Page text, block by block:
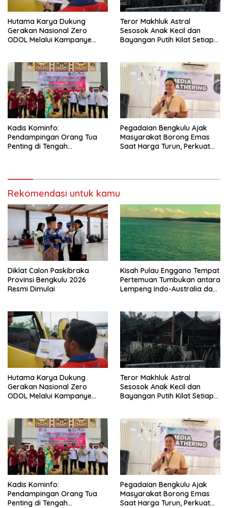
Hutama Karya Dukung
Gerakan Nasional Zero
ODOL Melalui Kampanye
Teror Makhluk Astral
Sesosok Anak Kecil dan
Bayangan Putih Kilat Setiap
Kadis Kominfo:
Pendampingan Orang Tua
Penting di Tengah
Pegadaian Bengkulu Ajak
Masyarakat Borong Emas
Saat Harga Turun, Perkuat
Rekomendasi untuk kamu
Diklat Calon Paskibraka
Provinsi Bengkulu 2026
Resmi Dimulai
Kisah Pulau Enggano Tempat
Pertemuan Tumbukan antara
Lempeng Indo-Australia dan
Terjadi Pelepasan Energi
Mendadak Potensi Gempa
8.4 SR dan Picu Tsunami 15
Meter
Hutama Karya Dukung
Gerakan Nasional Zero
ODOL Melalui Kampanye
Teror Makhluk Astral
Sesosok Anak Kecil dan
Bayangan Putih Kilat Setiap
Kadis Kominfo:
Pendampingan Orang Tua
Penting di Tengah
Pegadaian Bengkulu Ajak
Masyarakat Borong Emas
Saat Harga Turun, Perkuat